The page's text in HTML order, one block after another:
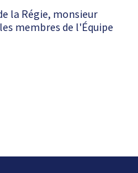
la Régie, monsieur
membres de l'Équipe